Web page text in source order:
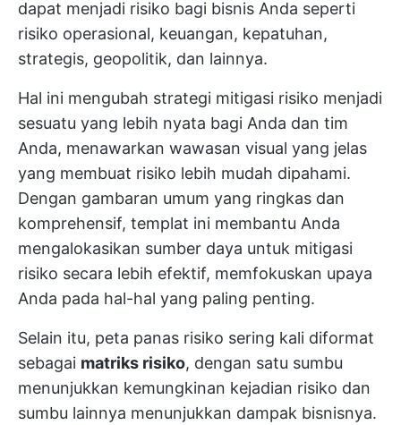
dapat menjadi risiko bagi bisnis Anda seperti
risiko operasional, keuangan, kepatuhan,
strategis, geopolitik, dan lainnya.
Hal ini mengubah strategi mitigasi risiko menjadi
sesuatu yang lebih nyata bagi Anda dan tim
Anda, menawarkan wawasan visual yang jelas
yang membuat risiko lebih mudah dipahami.
Dengan gambaran umum yang ringkas dan
komprehensif, templat ini membantu Anda
mengalokasikan sumber daya untuk mitigasi
risiko secara lebih efektif, memfokuskan upaya
Anda pada hal-hal yang paling penting.
Selain itu, peta panas risiko sering kali diformat
sebagai matriks risiko, dengan satu sumbu
menunjukkan kemungkinan kejadian risiko dan
sumbu lainnya menunjukkan dampak bisnisnya.